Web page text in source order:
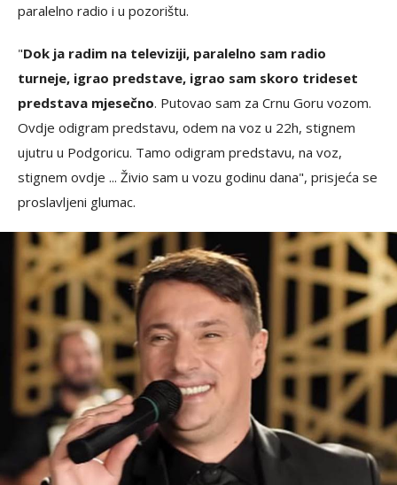
paralelno radio i u pozorištu.
"Dok ja radim na televiziji, paralelno sam radio
turneje, igrao predstave, igrao sam skoro trideset
predstava mjesečno. Putovao sam za Crnu Goru vozom.
Ovdje odigram predstavu, odem na voz u 22h, stignem
ujutru u Podgoricu. Tamo odigram predstavu, na voz,
stignem ovdje ... Živio sam u vozu godinu dana", prisjeća se
proslavljeni glumac.